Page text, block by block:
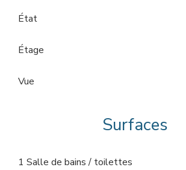
État
Étage
Vue
Surfaces
1 Salle de bains / toilettes